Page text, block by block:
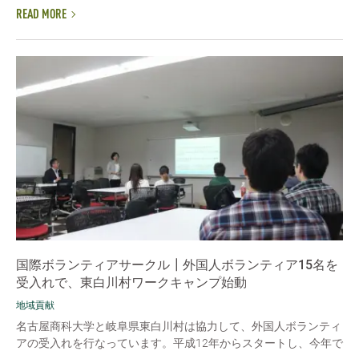
READ MORE
国際ボランティアサークル┃外国人ボランティア15名を
受入れで、東白川村ワークキャンプ始動
地域貢献
名古屋商科大学と岐阜県東白川村は協力して、外国人ボランティ
アの受入れを行なっています。平成12年からスタートし、今年で